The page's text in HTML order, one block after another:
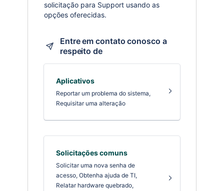
solicitação para Support usando as
opções oferecidas.
Entre em contato conosco a
respeito de
Aplicativos
Reportar um problema do sistema,
Requisitar uma alteração
Solicitações comuns
Solicitar uma nova senha de
acesso, Obtenha ajuda de TI,
Relatar hardware quebrado,